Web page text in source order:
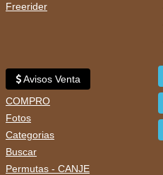
Freerider
Avisos Venta
COMPRO
Fotos
Categorias
Buscar
Permutas - CANJE